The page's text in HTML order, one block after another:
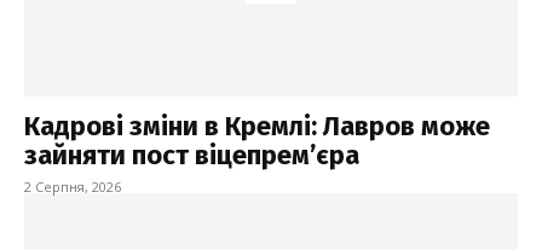
Кадрові зміни в Кремлі: Лавров може
зайняти пост віцепрем’єра
2 Серпня, 2026